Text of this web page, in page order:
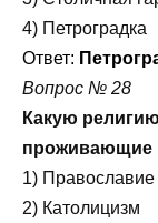
4) Петроградка
Ответ:
Вопрос № 28
Какую
проживающие
1) Православие
2) Католицизм